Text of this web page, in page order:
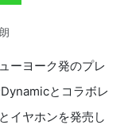
ーヨーク発のプレ
とコラボレ
イヤホンを発売し